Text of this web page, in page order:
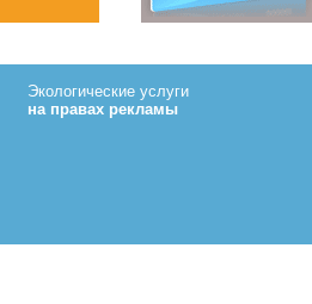
Экологические услуги
на правах рекламы